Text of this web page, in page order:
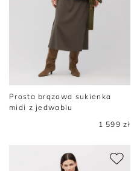
Prosta brązowa sukienka
midi z jedwabiu
1 599 zł